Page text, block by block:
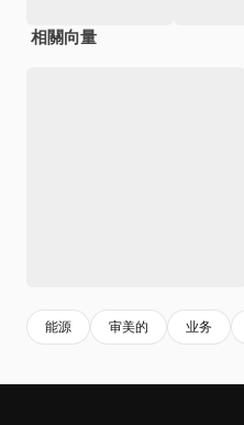
相關向量
能源 审美的 业务